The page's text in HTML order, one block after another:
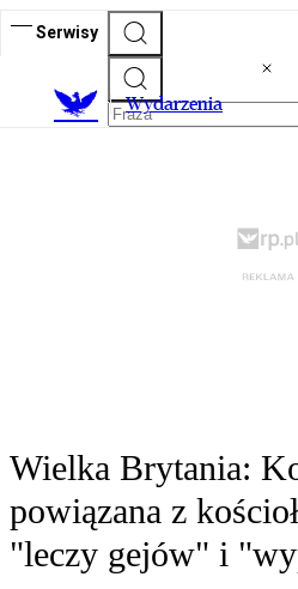
Serwisy
Wydarzenia
Wielka Brytania:
powiązana z
"leczy gejów" i